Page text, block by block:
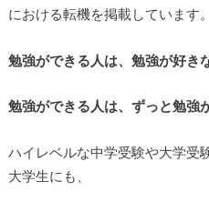
における転機を掲載しています。
勉強ができる人は、勉強が好き
勉強ができる人は、ずっと勉強
ハイレベルな中学受験や大学受
大学生にも、